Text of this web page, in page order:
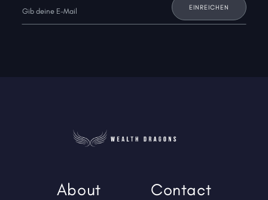
About Contact